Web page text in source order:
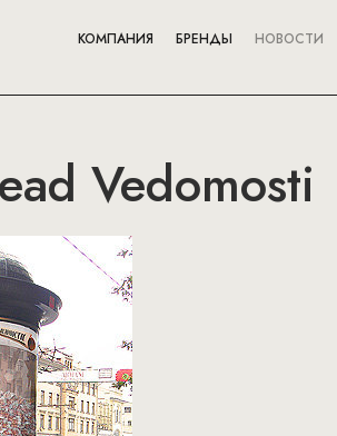
КОМПАНИЯ БРЕНДЫ НОВОСТИ
Vedomosti